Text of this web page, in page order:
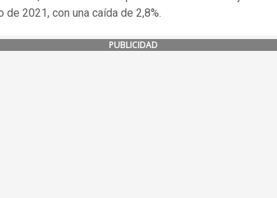
de 2021, con una caída de 2,8%.
PUBLICIDAD